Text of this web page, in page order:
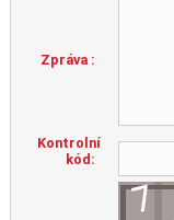
Zpráva :
Kontrolní
kód: